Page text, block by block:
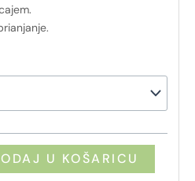
U KOŠARICU